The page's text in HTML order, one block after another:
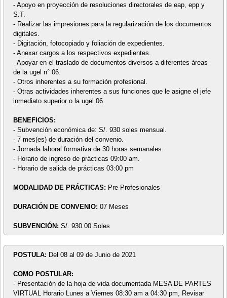
- Apoyo en proyección de resoluciones directorales de eap, epp y
S.T.
- Realizar las impresiones para la regularización de los documentos
digitales.
- Digitación, fotocopiado y foliación de expedientes.
- Anexar cargos a los respectivos expedientes.
- Apoyar en el traslado de documentos diversos a diferentes áreas
de la ugel n° 06.
- Otros inherentes a su formación profesional.
- Otras actividades inherentes a sus funciones que le asigne el jefe
inmediato superior o la ugel 06.
BENEFICIOS:
- Subvención económica de: S/. 930 soles mensual.
- 7 mes(es) de duración del convenio.
- Jornada laboral formativa de 30 horas semanales.
- Horario de ingreso de prácticas 09:00 am.
- Horario de salida de prácticas 03:00 pm
MODALIDAD DE PRÁCTICAS: Pre-Profesionales
DURACIÓN DE CONVENIO: 07 Meses
SUBVENCIÓN: S/. 930.00 Soles
POSTULA: Del 08 al 09 de Junio de 2021
COMO POSTULAR:
- Presentación de la hoja de vida documentada MESA DE PARTES
VIRTUAL Horario Lunes a Viernes 08:30 am a 04:30 pm, Revisar